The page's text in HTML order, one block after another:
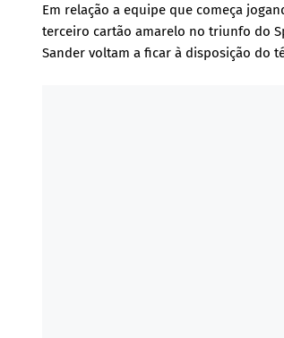
Em relação a equipe que começa
terceiro cartão amarelo no triunfo do
Sander voltam a ficar à disposição do